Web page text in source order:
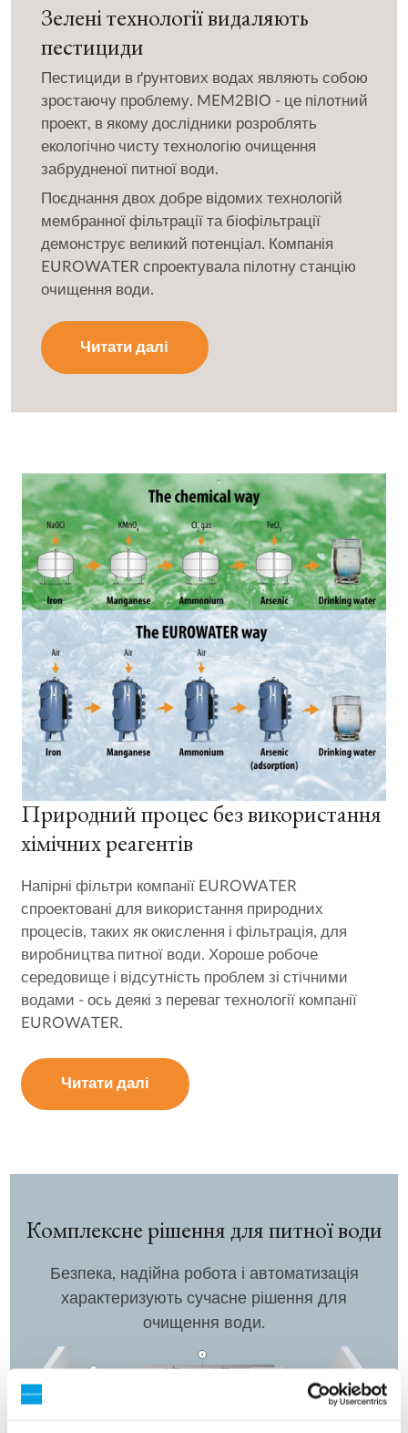
Зелені технології видаляють
пестициди
Пестициди в ґрунтових водах являють собою
зростаючу проблему. MEM2BIO - це пілотний
проект, в якому дослідники розроблять
екологічно чисту технологію очищення
забрудненої питної води.
Поєднання двох добре відомих технологій
мембранної фільтрації та біофільтрації
демонструє великий потенціал. Компанія
EUROWATER спроектувала пілотну станцію
очищення води.
Читати далі
Природний процес без використання
хімічних реагентів
Напірні фільтри компанії EUROWATER
спроектовані для використання природних
процесів, таких як окислення і фільтрація, для
виробництва питної води. Хороше робоче
середовище і відсутність проблем зі стічними
водами - ось деякі з переваг технології компанії
EUROWATER.
Читати далі
Комплексне рішення для питної води
Безпека, надійна робота і автоматизація
характеризують сучасне рішення для
очищення води.